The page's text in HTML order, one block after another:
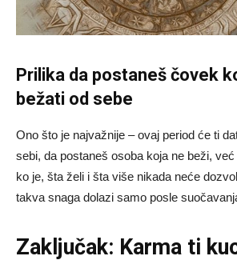
Prilika da postaneš čovek
bežati od sebe
Ono što je najvažnije – ovaj period će ti
sebi, da postaneš osoba koja ne beži,
ko je, šta želi i šta više nikada neće
takva snaga dolazi samo posle
Zaključak: Karma ti